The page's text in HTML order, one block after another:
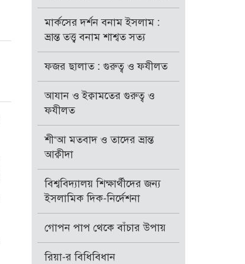
মার্কসের দর্শন বনাম ইসলাম :
ভ্রান্ত তত্ত্ব বনাম শাশ্বত সত্য
ফজর ছালাত : গুরুত্ব ও ফযীলত
আযান ও ইক্বামতের গুরুত্ব ও
ফযীলত
শী‘আ মতবাদ ও তাদের ভ্রান্ত
আক্বীদা
বিশ্ববিদ্যালয় শিক্ষার্থীদের জন্য
ইসলামিক দিক-নির্দেশনা
গোপন পাপ থেকে বাঁচার উপায়
রিয়া-র বিধিবিধান